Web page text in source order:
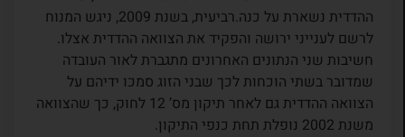
ההדדית נשארת על כנה.רביעית, בשנת 2009, ניגש המנוח
לרשם לענייני ירושה והפקיד את הצוואה ההדדית אצלו.
חשיבות שני הנתונים האחרונים מתגברת לאור העובדה
שמדובר בשתי הוכחות לכך שבני הזוג סמכו ידיהם על
הצוואה ההדדית גם לאחר תיקון מס’ 12 לחוק, כך שהצוואה
משנת 2002 נופלת תחת כנפי התיקון.